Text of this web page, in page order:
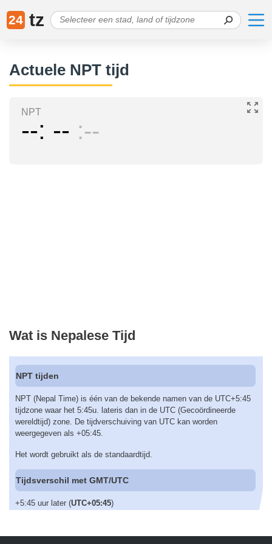
24 tz
Actuele NPT tijd
NPT
-- -- --
Wat is Nepalese Tijd
NPT tijden
NPT (Nepal Time) is één van de bekende namen van de UTC+5:45
tijdzone waar het 5:45u. lateris dan in de UTC (Gecoördineerde
wereldtijd) zone. De tijdverschuiving van UTC kan worden
weergegeven als +05:45.
Het wordt gebruikt als de standaardtijd.
Tijdsverschil met GMT/UTC
+5:45 uur later (UTC+05:45)